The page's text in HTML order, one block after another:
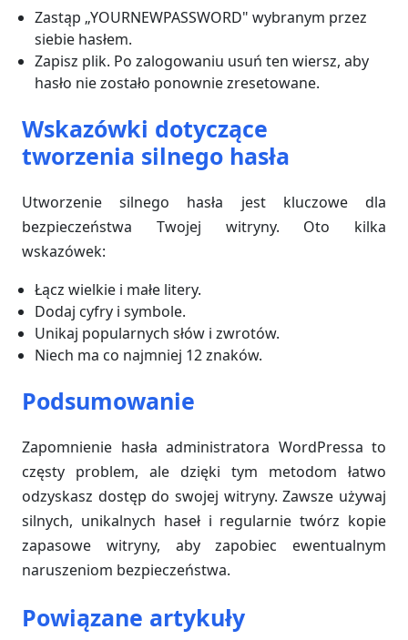
Zastąp „YOURNEWPASSWORD" wybranym przez
siebie hasłem.
Zapisz plik. Po zalogowaniu usuń ten wiersz, aby
hasło nie zostało ponownie zresetowane.
Wskazówki dotyczące
tworzenia silnego hasła
Utworzenie silnego hasła jest kluczowe dla
bezpieczeństwa Twojej witryny. Oto kilka
wskazówek:
Łącz wielkie i małe litery.
Dodaj cyfry i symbole.
Unikaj popularnych słów i zwrotów.
Niech ma co najmniej 12 znaków.
Podsumowanie
Zapomnienie hasła administratora WordPressa to
częsty problem, ale dzięki tym metodom łatwo
odzyskasz dostęp do swojej witryny. Zawsze używaj
silnych, unikalnych haseł i regularnie twórz kopie
zapasowe witryny, aby zapobiec ewentualnym
naruszeniom bezpieczeństwa.
Powiązane artykuły